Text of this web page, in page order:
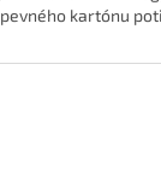
kartónu